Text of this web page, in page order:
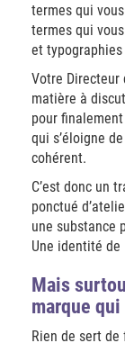
termes qui
termes qui
et
Votre Directeur
matière à
pour
qui s’éloigne
cohérent.
C’est donc un
ponctué
une substance
Une identité
Mais
marque
Rien de sert de